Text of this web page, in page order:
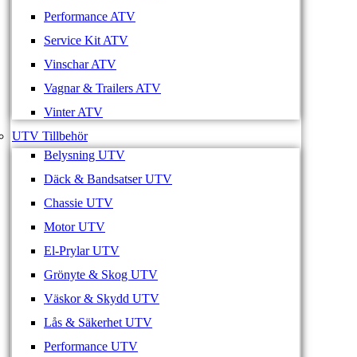
Performance ATV
Service Kit ATV
Vinschar ATV
Vagnar & Trailers ATV
Vinter ATV
UTV Tillbehör
Belysning UTV
Däck & Bandsatser UTV
Chassie UTV
Motor UTV
El-Prylar UTV
Grönyte & Skog UTV
Väskor & Skydd UTV
Lås & Säkerhet UTV
Performance UTV